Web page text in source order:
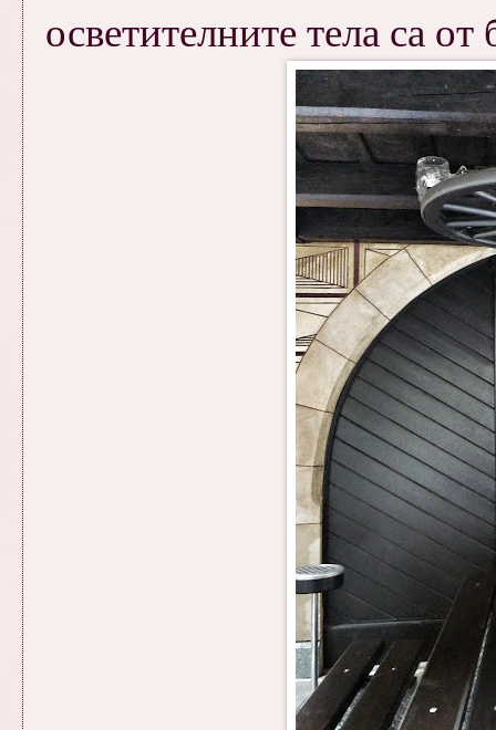
осветителните тела са